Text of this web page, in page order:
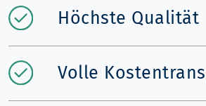
Höchste Qualität
Volle